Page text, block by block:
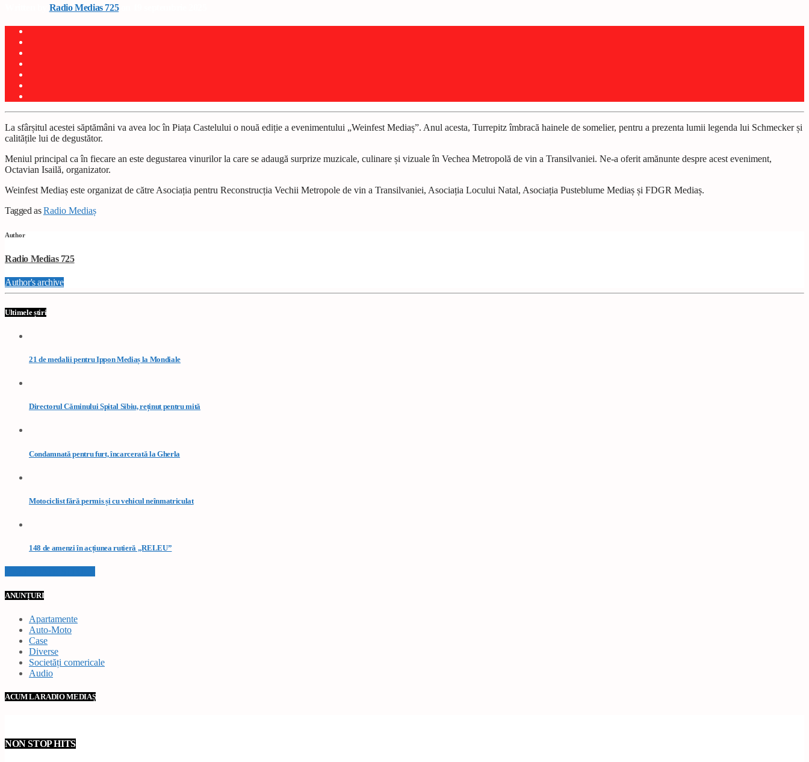
Radio Medias 725on 19 septembrie 2025
La sfârșitul acestei săptămâni va avea loc în Piața Castelului o nouă ediție a evenimentului „Weinfest Mediaș”. Anul acesta, Turrepitz îmbracă hainele de somelier, pentru a prezenta lumii legenda lui Schmecker și
calitățile lui de degustător.
Meniul principal ca în fiecare an este degustarea vinurilor la care se adaugă surprize muzicale, culinare și vizuale în Vechea Metropolă de vin a Transilvaniei. Ne-a oferit amănunte despre acest eveniment,
Octavian Isailă, organizator.
Weinfest Mediaș este organizat de către Asociația pentru Reconstrucția Vechii Metropole de vin a Transilvaniei, Asociația Locului Natal, Asociația Pusteblume Mediaș și FDGR Mediaș.
Tagged asRadio Mediaș
Author
Radio Medias 725
Author's archive
Ultimele știri
21 de medalii pentru Ippon Mediaș la Mondiale
Directorul Căminului Spital Sibiu, reținut pentru mită
Condamnată pentru furt, încarcerată la Gherla
Motociclist fără permis și cu vehicul neînmatriculat
148 de amenzi în acțiunea rutieră „RELEU”
ANUNȚURI
Apartamente
Auto-Moto
Case
Diverse
Societăți comericale
Audio
ACUM LA RADIO MEDIAȘ
NON STOP HITS